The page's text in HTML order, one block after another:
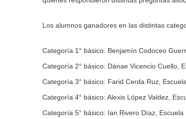
Los alumnos ganadores en las distintas
Categoría 1° básico: Benjamín Codoceo
Categoría 2° básico: Dánae Vicencio Cuello,
Categoría 3° básico: Farid Cerda Ruz,
Categoría 4° básico: Alexis López Valdez,
Categoría 5° básico: Ian Rivero Díaz, Escuela